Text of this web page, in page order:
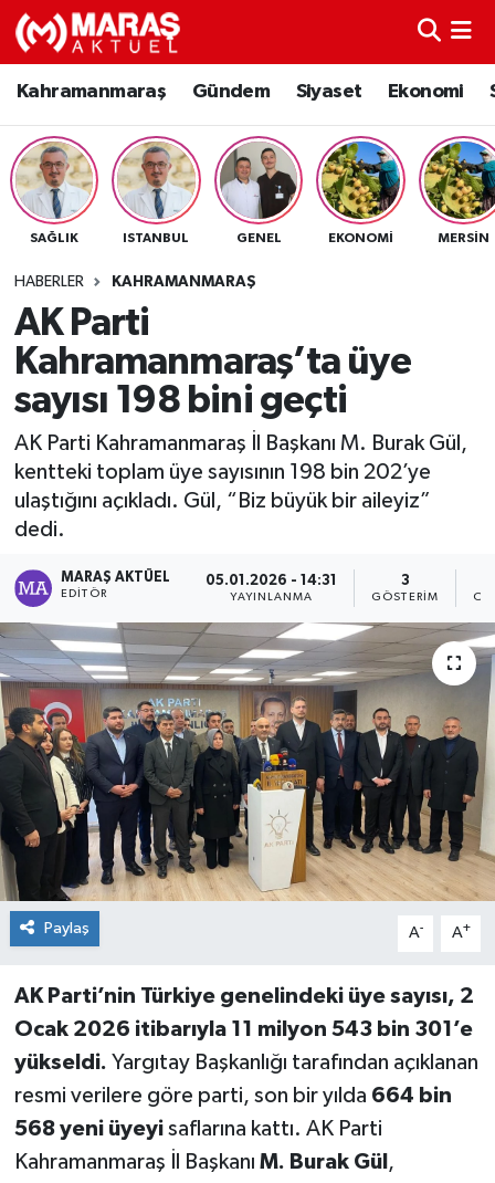
Kahramanmaraş Gündem Siyaset Ekonomi
SAĞLIK ISTANBUL GENEL EKONOMI MERSIN
HABERLER KAHRAMANMARAŞ
AK Parti
Kahramanmaraş’ta üye
sayısı 198 bini geçti
AK Parti Kahramanmaraş İl Başkanı M. Burak Gül,
kentteki toplam üye sayısının 198 bin 202’ye
ulaştığını açıkladı. Gül, “Biz büyük bir aileyiz”
dedi.
MARAŞ AKTÜEL
EDITÖR
05.01.2026 - 14:31
YAYINLANMA
3
GÖSTERIM
Paylaş A- A+
AK Parti’nin Türkiye genelindeki üye sayısı, 2
Ocak 2026 itibarıyla 11 milyon 543 bin 301’e
yükseldi. Yargıtay Başkanlığı tarafından açıklanan
resmi verilere göre parti, son bir yılda 664 bin
568 yeni üyeyisaflarına kattı. AK Parti
Kahramanmaraş İl Başkanı M. Burak Gül ,
Kahramanmaraş
Gündem
Siyaset
Spor
Sağlık
Teknoloji
Eğitim
Dünya
Kültür Sanat
Nöbetçi Eczaneler
Hava Durumu
Namaz Vakitleri
TFF 3.Lig 4.Grup Puan Durumu ve Fikstür
Tüm Manşetler
Son Dakika Haberleri
Haber Arşivi